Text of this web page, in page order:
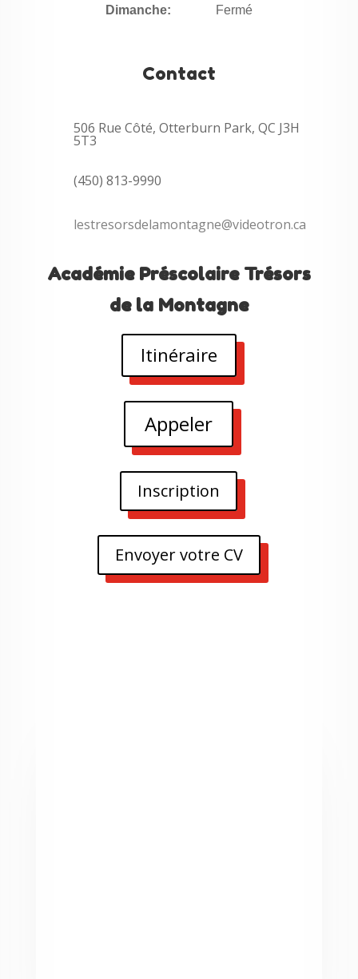
Dimanche:
Fermé
Contact
506 Rue Côté, Otterburn Park, QC J3H
5T3
(450) 813-9990
lestresorsdelamontagne@videotron.ca
Académie Préscolaire Trésors
de la Montagne
Itinéraire
Appeler
Inscription
Envoyer votre CV